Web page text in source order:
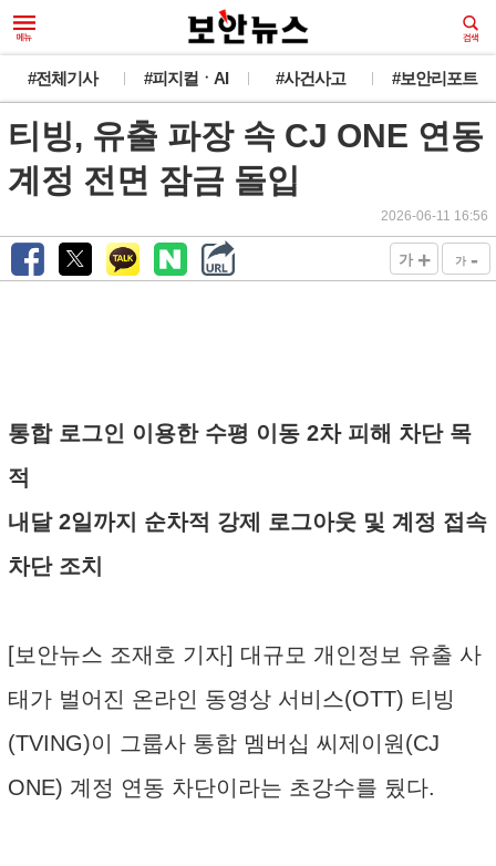
#전체기사 #피지컬ㆍAI #사건사고 #보안리포트
티빙, 유출 파장 속 CJ ONE 연동
계정 전면 잠금 돌입
2026-06-11 16:56
가 + 가 -
통합 로그인 이용한 수평 이동 2차 피해 차단 목
적
내달 2일까지 순차적 강제 로그아웃 및 계정 접속
차단 조치
[보안뉴스 조재호 기자] 대규모 개인정보 유출 사
태가 벌어진 온라인 동영상 서비스(OTT) 티빙
(TVING)이 그룹사 통합 멤버십 씨제이원(CJ
ONE) 계정 연동 차단이라는 초강수를 뒀다.